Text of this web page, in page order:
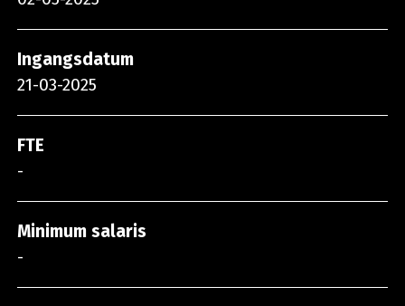
Ingangsdatum
21-03-2025
FTE
-
Minimum salaris
-